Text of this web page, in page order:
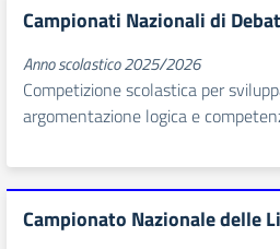
Campionati Nazionali di
Anno scolastico 2025/2026
Competizione scolastica per
argomentazione logica e
Campionato Nazionale delle